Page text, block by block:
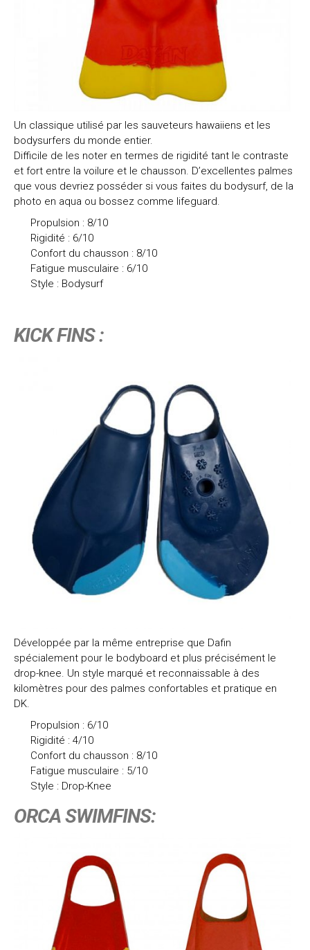
Un classique utilisé par les sauveteurs hawaiiens et les
bodysurfers du monde entier.
Difficile de les noter en termes de rigidité tant le contraste
et fort entre la voilure et le chausson. D’excellentes palmes
que vous devriez posséder si vous faites du bodysurf, de la
photo en aqua ou bossez comme lifeguard.
Propulsion : 8/10
Rigidité : 6/10
Confort du chausson : 8/10
Fatigue musculaire : 6/10
Style : Bodysurf
KICK FINS :
Développée par la même entreprise que Dafin
spécialement pour le bodyboard et plus précisément le
drop-knee. Un style marqué et reconnaissable à des
kilomètres pour des palmes confortables et pratique en
DK.
Propulsion : 6/10
Rigidité : 4/10
Confort du chausson : 8/10
Fatigue musculaire : 5/10
Style : Drop-Knee
ORCA SWIMFINS: